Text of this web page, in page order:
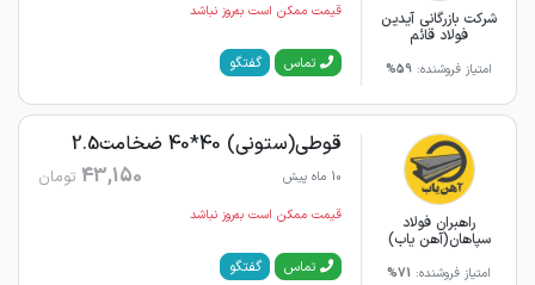
شرکت بازرگانی آیدین
فولاد قائم
امتیاز فروشنده: 59%
قیمت ممکن است به‌روز نباشد
تماس گفتگو
راهبران فولاد
سپاهان(آهن یاب)
امتیاز فروشنده: 71%
قوطی(ستونی) 40*40 ضخامت2.5
10 ماه پیش 43,150 تومان
قیمت ممکن است به‌روز نباشد
تماس گفتگو